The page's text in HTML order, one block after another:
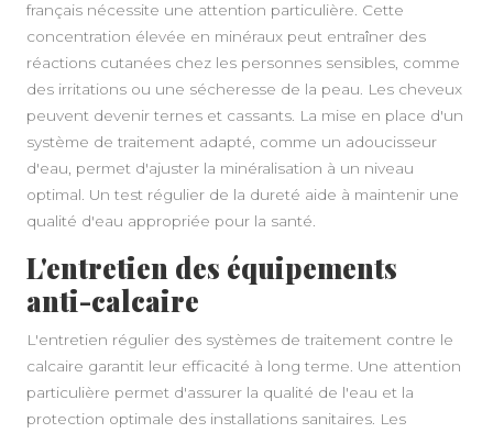
français nécessite une attention particulière. Cette
concentration élevée en minéraux peut entraîner des
réactions cutanées chez les personnes sensibles, comme
des irritations ou une sécheresse de la peau. Les cheveux
peuvent devenir ternes et cassants. La mise en place d'un
système de traitement adapté, comme un adoucisseur
d'eau, permet d'ajuster la minéralisation à un niveau
optimal. Un test régulier de la dureté aide à maintenir une
qualité d'eau appropriée pour la santé.
L'entretien des équipements
anti-calcaire
L'entretien régulier des systèmes de traitement contre le
calcaire garantit leur efficacité à long terme. Une attention
particulière permet d'assurer la qualité de l'eau et la
protection optimale des installations sanitaires. Les